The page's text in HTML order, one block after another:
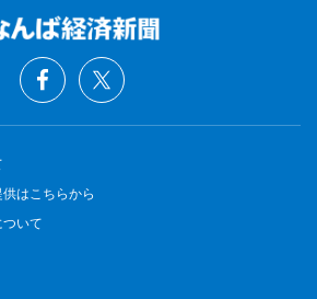
はこちらから
いて